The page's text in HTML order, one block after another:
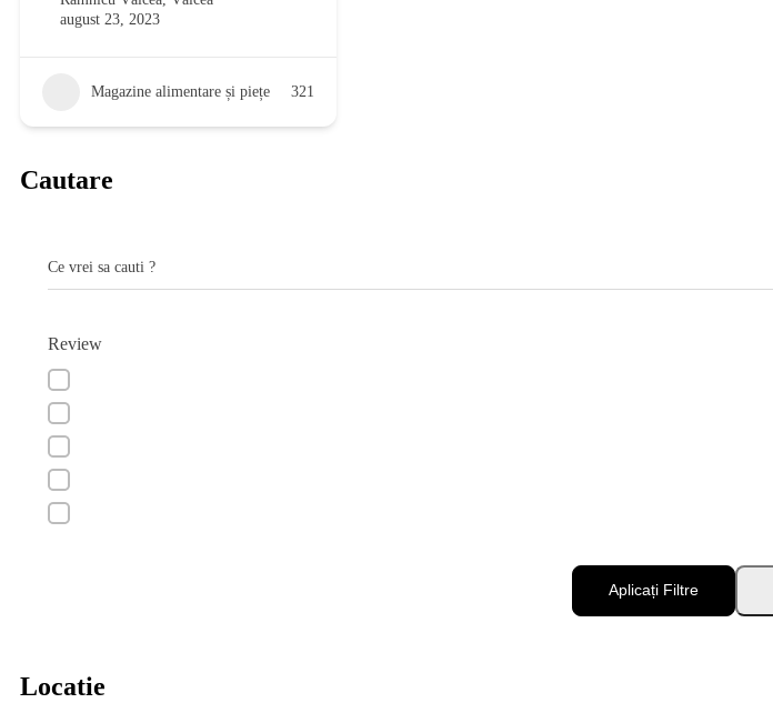
august 23, 2023
Magazine alimentare și piețe 321
Cautare
Ce vrei sa cauti ?
Review
Aplicați Filtre
Locatie